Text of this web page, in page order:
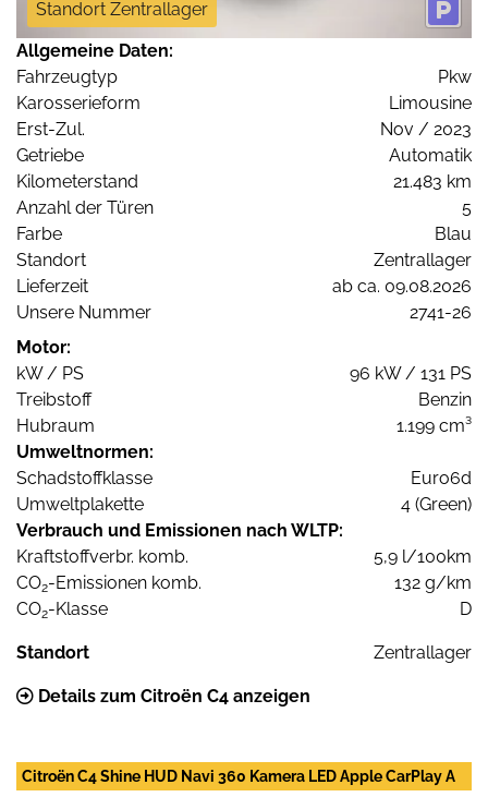
Standort Zentrallager
Allgemeine Daten:
Fahrzeugtyp
Pkw
Karosserieform
Limousine
Erst-Zul.
Nov / 2023
Getriebe
Automatik
Kilometerstand
21.483 km
Anzahl der Türen
5
Farbe
Blau
Standort
Zentrallager
Lieferzeit
ab ca. 09.08.2026
Unsere Nummer
2741-26
Motor:
kW / PS
96 kW / 131 PS
Treibstoff
Benzin
Hubraum
1.199 cm³
Umweltnormen:
Schadstoffklasse
Euro6d
Umweltplakette
4 (Green)
Verbrauch und Emissionen nach WLTP:
Kraftstoffverbr. komb.
5,9 l/100km
CO2-Emissionen komb.
132 g/km
CO2-Klasse D
Standort Zentrallager
Details zum Citroën C4 anzeigen
Citroën C4 Shine HUD Navi 360 Kamera LED Apple CarPlay A